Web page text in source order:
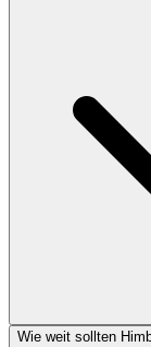
Wie weit sollten